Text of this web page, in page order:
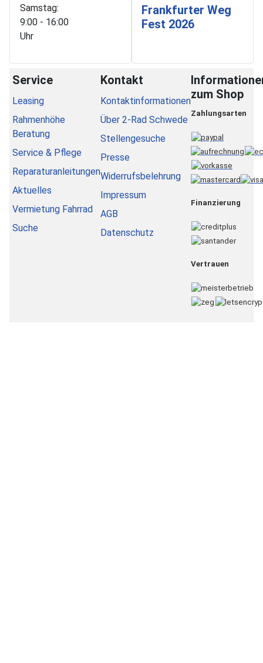
Samstag:
9:00 - 16:00
Uhr
Frankfurter Weg
Fest 2026
Service
Leasing
Rahmenhöhe
Beratung
Service & Pflege
Reparaturanleitungen
Aktuelles
Vermietung Fahrrad
Suche
Kontakt
Kontaktinformationen
Über 2-Rad Schwede
Stellengesuche
Presse
Widerrufsbelehrung
Impressum
AGB
Datenschutz
zum Shop
Zahlungsarten
Finanzierung
Vertrauen